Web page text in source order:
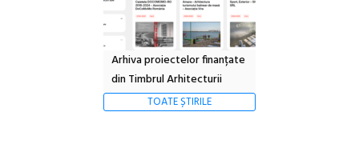
Arhiva proiectelor finanțate
din Timbrul Arhitecturii
TOATE ȘTIRILE